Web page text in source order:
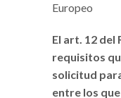
Europeo
El art. 12 del
requisitos
solicitud
entre los